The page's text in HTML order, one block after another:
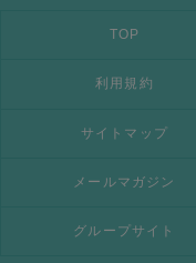
TOP
利用規約
サイトマップ
メールマガジン
グループサイト